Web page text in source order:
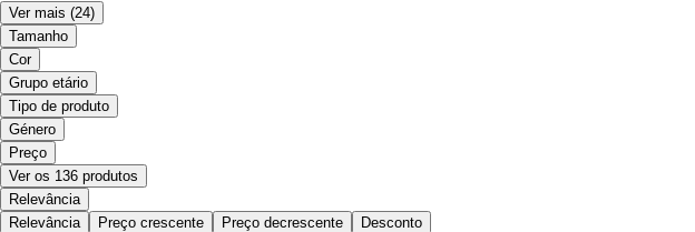
Ver mais (24)
Tamanho
Cor
Grupo etário
Tipo de produto
Género
Preço
Ver os 136 produtos
Relevância
Relevância
Preço crescente Preço decrescente Desconto